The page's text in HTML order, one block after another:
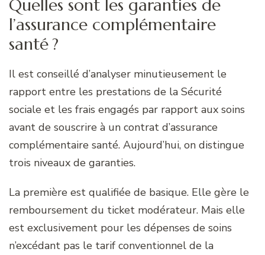
Quelles sont les garanties de
l’assurance complémentaire
santé ?
Il est conseillé d’analyser minutieusement le
rapport entre les prestations de la Sécurité
sociale et les frais engagés par rapport aux soins
avant de souscrire à un contrat d’assurance
complémentaire santé. Aujourd’hui, on distingue
trois niveaux de garanties.
La première est qualifiée de basique. Elle gère le
remboursement du ticket modérateur. Mais elle
est exclusivement pour les dépenses de soins
n’excédant pas le tarif conventionnel de la